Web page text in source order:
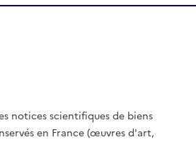
notices scientifiques de biens
en France (œuvres d'art,